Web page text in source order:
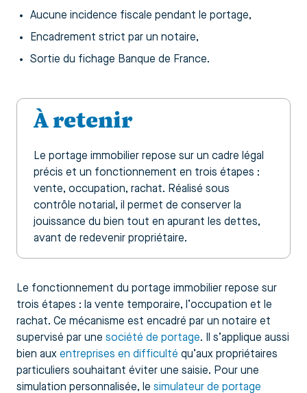
Aucune incidence fiscale pendant le portage,
Encadrement strict par un notaire,
Sortie du fichage Banque de France.
À retenir
Le portage immobilier repose sur un cadre légal
précis et un fonctionnement en trois étapes :
vente, occupation, rachat. Réalisé sous
contrôle notarial, il permet de conserver la
jouissance du bien tout en apurant les dettes,
avant de redevenir propriétaire.
Le fonctionnement du portage immobilier repose sur
trois étapes : la vente temporaire, l’occupation et le
rachat. Ce mécanisme est encadré par un notaire et
supervisé par une société de portage. Il s’applique aussi
bien aux entreprises en difficulté qu’aux propriétaires
particuliers souhaitant éviter une saisie. Pour une
simulation personnalisée, le simulateur de portage